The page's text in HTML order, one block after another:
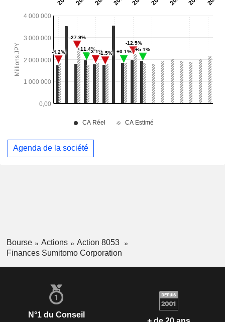
Agenda de la société
Bourse Actions
Action 8053
Finances Sumitomo Corporation
N°1 du Conseil